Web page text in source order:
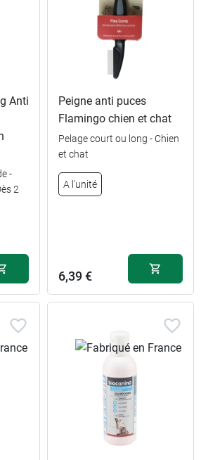
Anti
-
2
Peigne anti puces
Flamingo chien et chat
Pelage court ou long - Chien
et chat
A l'unité
6,39 €